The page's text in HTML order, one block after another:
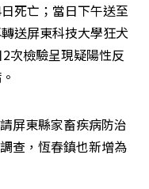
死亡；當日下午送至
送屏東科技大學狂犬
次檢驗呈現疑陽性反
屏東縣家畜疾病防治
查，恆春鎮也新增為